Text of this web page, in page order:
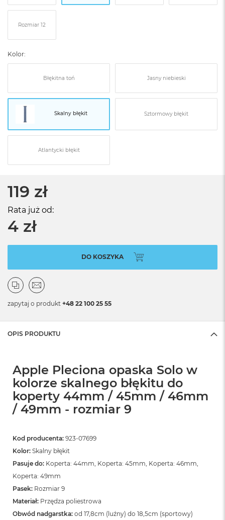
Rozmiar 12
Kolor:
Błękitna toń Jasny niebieski
Skalny błękit Sztormowy błękit
Atlantycki błękit
119 zł
Rata już od:
4 zł
DO KOSZYKA
zapytaj o produkt +48 22 100 25 55
OPIS PRODUKTU
Apple Pleciona opaska Solo w
kolorze skalnego błękitu do
koperty 44mm / 45mm / 46mm
/ 49mm - rozmiar 9
Kod producenta: 923-07699
Kolor: Skalny błękit
Pasuje do: Koperta: 44mm, Koperta: 45mm, Koperta: 46mm,
Koperta: 49mm
Pasek: Rozmiar 9
Materiał: Przędza poliestrowa
Obwód nadgarstka: od 17,8cm (luźny) do 18,5cm (sportowy)